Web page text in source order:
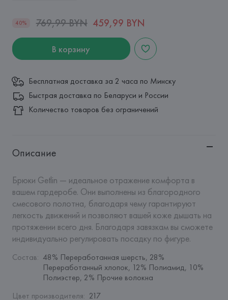
40% 769,99 BYN 459,99 BYN
В корзину
Бесплатная доставка за 2 часа по Минску
Быстрая доставка по Беларуси и России
Количество товаров без ограничений
Описание
Брюки Getlin — идеальное отражение комфорта в
вашем гардеробе. Они выполнены из благородного
смесового полотна, благодаря чему гарантируют
легкость движений и позволяют вашей коже дышать на
протяжении всего дня. Благодаря завязкам вы сможете
индивидуально регулировать посадку по фигуре.
Состав: 48% Переработанная шерсть, 28%
Переработанный хлопок, 12% Полиамид, 10%
Полиэстер, 2% Прочие волокна
Цвет производителя: 217